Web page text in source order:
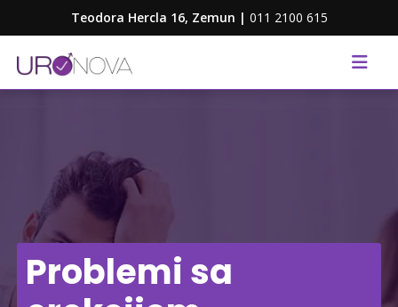
Teodora Hercla 16, Zemun | 011 2100 615
Problemi sa